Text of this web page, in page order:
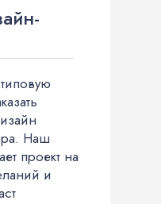
Наш
проект на
и